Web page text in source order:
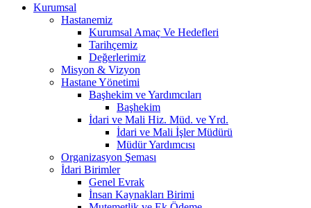
Kurumsal
Hastanemiz
Kurumsal Amaç Ve Hedefleri
Tarihçemiz
Değerlerimiz
Misyon & Vizyon
Hastane Yönetimi
Başhekim ve Yardımcıları
Başhekim
İdari ve Mali Hiz. Müd. ve Yrd.
İdari ve Mali İşler Müdürü
Müdür Yardımcısı
Organizasyon Şeması
İdari Birimler
Genel Evrak
İnsan Kaynakları Birimi